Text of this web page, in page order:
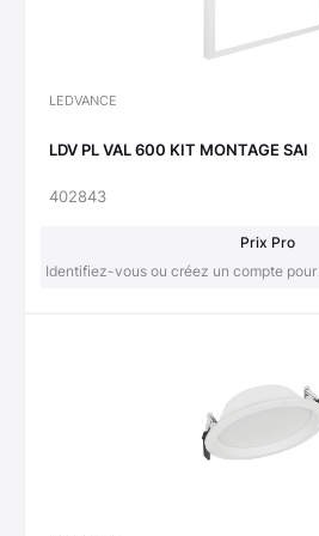
LEDVANCE
LDV PL VAL 600 KIT MONTAGE SAI
402843
Prix Pro
Identifiez-vous ou créez un compte pour